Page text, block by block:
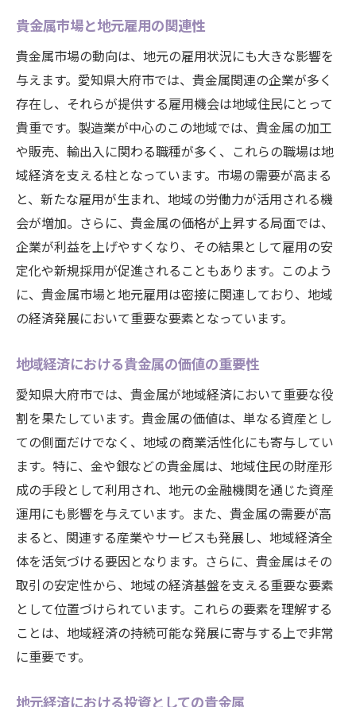
貴金属市場と地元雇用の関連性
貴金属市場の動向は、地元の雇用状況にも大きな影響を
与えます。愛知県大府市では、貴金属関連の企業が多く
存在し、それらが提供する雇用機会は地域住民にとって
貴重です。製造業が中心のこの地域では、貴金属の加工
や販売、輸出入に関わる職種が多く、これらの職場は地
域経済を支える柱となっています。市場の需要が高まる
と、新たな雇用が生まれ、地域の労働力が活用される機
会が増加。さらに、貴金属の価格が上昇する局面では、
企業が利益を上げやすくなり、その結果として雇用の安
定化や新規採用が促進されることもあります。このよう
に、貴金属市場と地元雇用は密接に関連しており、地域
の経済発展において重要な要素となっています。
地域経済における貴金属の価値の重要性
愛知県大府市では、貴金属が地域経済において重要な役
割を果たしています。貴金属の価値は、単なる資産とし
ての側面だけでなく、地域の商業活性化にも寄与してい
ます。特に、金や銀などの貴金属は、地域住民の財産形
成の手段として利用され、地元の金融機関を通じた資産
運用にも影響を与えています。また、貴金属の需要が高
まると、関連する産業やサービスも発展し、地域経済全
体を活気づける要因となります。さらに、貴金属はその
取引の安定性から、地域の経済基盤を支える重要な要素
として位置づけられています。これらの要素を理解する
ことは、地域経済の持続可能な発展に寄与する上で非常
に重要です。
地元経済における投資としての貴金属